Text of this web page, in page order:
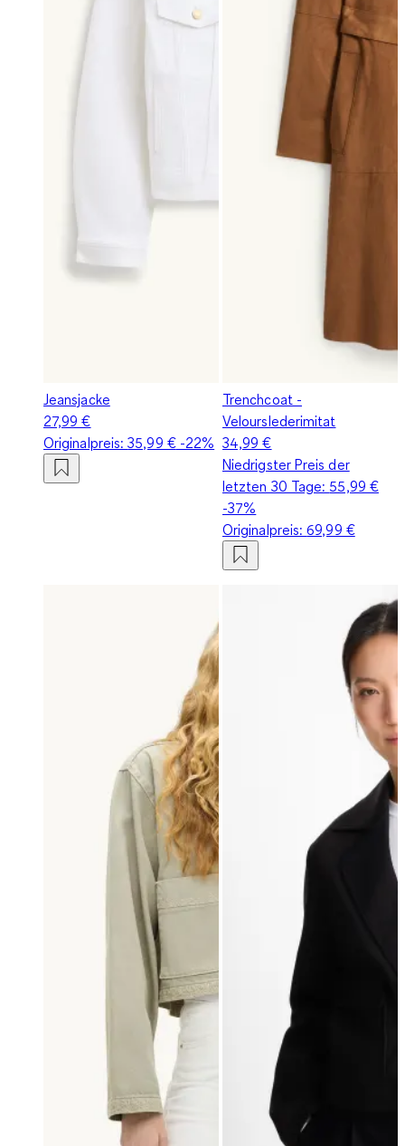
Jeansjacke
27,99 €
Originalpreis:35,99 €-22%
Trenchcoat -
Velourslederimitat
34,99 €
Niedrigster Preis der
letzten 30 Tage: 55,99 €
-37%
Originalpreis:69,99 €